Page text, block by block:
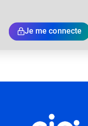
Je me connecte